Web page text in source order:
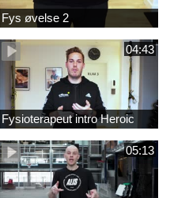
Fys øvelse 2
04:43
Fysioterapeut intro Heroic
05:13